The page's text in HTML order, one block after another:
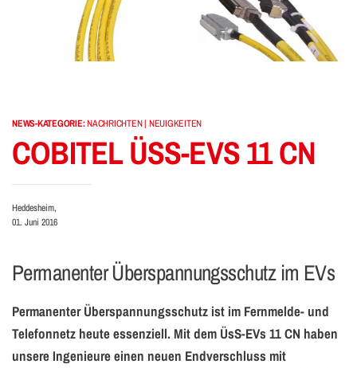
NEWS-KATEGORIE:NACHRICHTEN | NEUIGKEITEN
COBITEL ÜSS-EVS 11 CN
Heddesheim,
01. Juni 2016
Permanenter Überspannungsschutz im EVs
Permanenter Überspannungsschutz ist im Fernmelde- und
Telefonnetz heute essenziell. Mit dem ÜsS-EVs 11 CN haben
unsere Ingenieure einen neuen Endverschluss mit